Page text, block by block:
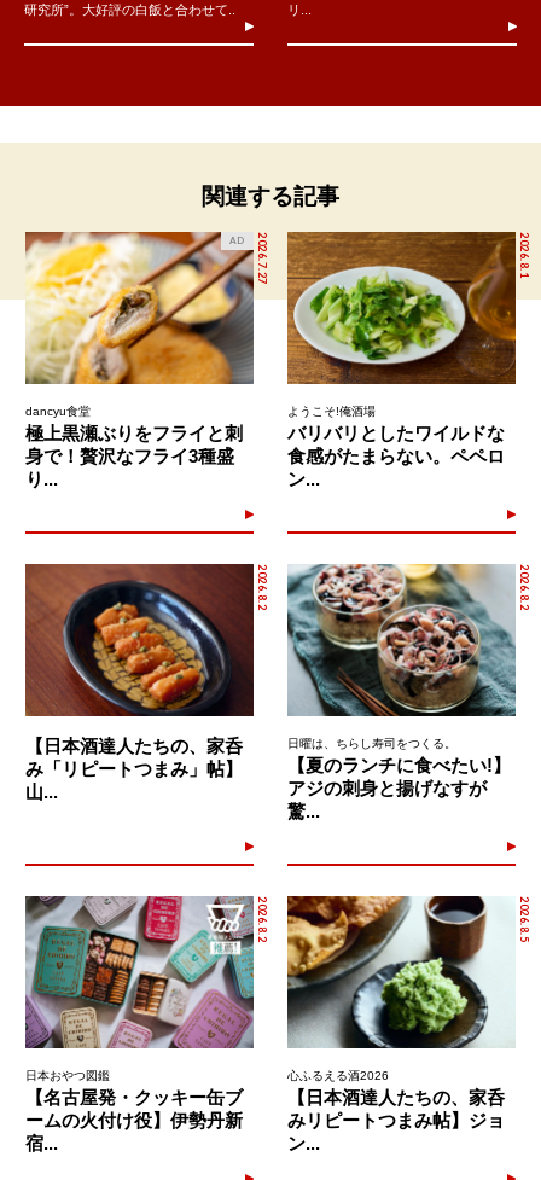
研究所”。大好評の白飯と合わせて..
リ...
関連する記事
2026.7.27
AD
dancyu食堂
極上黒瀬ぶりをフライと刺
身で！贅沢なフライ3種盛
り...
2026.8.1
ようこそ!俺酒場
バリバリとしたワイルドな
食感がたまらない。ペペロ
ン...
2026.8.2
【日本酒達人たちの、家呑
み「リピートつまみ」帖】
山...
2026.8.2
日曜は、ちらし寿司をつくる。
【夏のランチに食べたい!】
アジの刺身と揚げなすが
驚...
2026.8.2
日本おやつ図鑑
【名古屋発・クッキー缶ブ
ームの火付け役】伊勢丹新
宿...
2026.8.5
心ふるえる酒2026
【日本酒達人たちの、家呑
みリピートつまみ帖】ジョ
ン...